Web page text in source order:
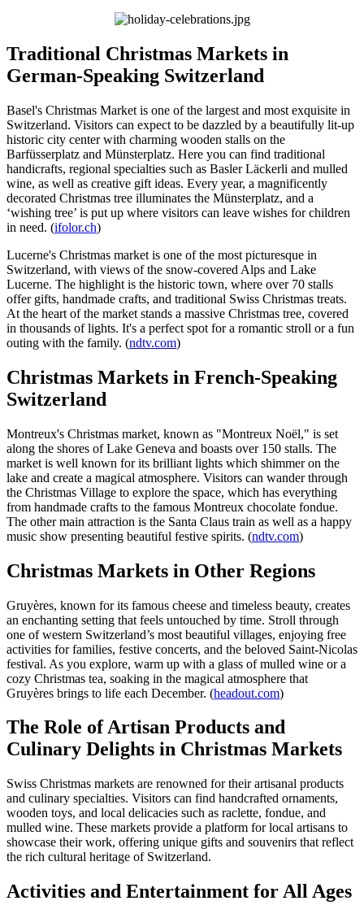
Traditional Christmas Markets in
German-Speaking Switzerland
Basel's Christmas Market is one of the largest and most exquisite in
Switzerland. Visitors can expect to be dazzled by a beautifully lit-up
historic city center with charming wooden stalls on the
Barfüsserplatz and Münsterplatz. Here you can find traditional
handicrafts, regional specialties such as Basler Läckerli and mulled
wine, as well as creative gift ideas. Every year, a magnificently
decorated Christmas tree illuminates the Münsterplatz, and a
‘wishing tree’ is put up where visitors can leave wishes for children
in need. (ifolor.ch)
Lucerne's Christmas market is one of the most picturesque in
Switzerland, with views of the snow-covered Alps and Lake
Lucerne. The highlight is the historic town, where over 70 stalls
offer gifts, handmade crafts, and traditional Swiss Christmas treats.
At the heart of the market stands a massive Christmas tree, covered
in thousands of lights. It's a perfect spot for a romantic stroll or a fun
outing with the family. (ndtv.com)
Christmas Markets in French-Speaking
Switzerland
Montreux's Christmas market, known as "Montreux Noël," is set
along the shores of Lake Geneva and boasts over 150 stalls. The
market is well known for its brilliant lights which shimmer on the
lake and create a magical atmosphere. Visitors can wander through
the Christmas Village to explore the space, which has everything
from handmade crafts to the famous Montreux chocolate fondue.
The other main attraction is the Santa Claus train as well as a happy
music show presenting beautiful festive spirits. (ndtv.com)
Christmas Markets in Other Regions
Gruyères, known for its famous cheese and timeless beauty, creates
an enchanting setting that feels untouched by time. Stroll through
one of western Switzerland’s most beautiful villages, enjoying free
activities for families, festive concerts, and the beloved Saint-Nicolas
festival. As you explore, warm up with a glass of mulled wine or a
cozy Christmas tea, soaking in the magical atmosphere that
Gruyères brings to life each December. (headout.com)
The Role of Artisan Products and
Culinary Delights in Christmas Markets
Swiss Christmas markets are renowned for their artisanal products
and culinary specialties. Visitors can find handcrafted ornaments,
wooden toys, and local delicacies such as raclette, fondue, and
mulled wine. These markets provide a platform for local artisans to
showcase their work, offering unique gifts and souvenirs that reflect
the rich cultural heritage of Switzerland.
Activities and Entertainment for All Ages